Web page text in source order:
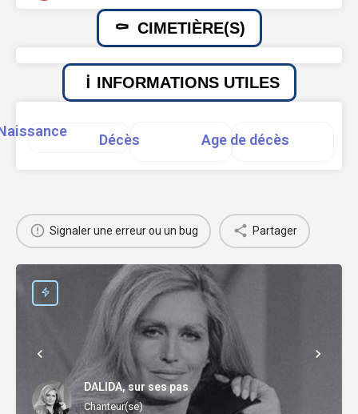
CIMETIÈRE(S)
INFORMATIONS UTILES
Décès Age de décès
Signaler une erreur ou un bug Partager
DALIDA, sur ses pas
Chanteur(se)